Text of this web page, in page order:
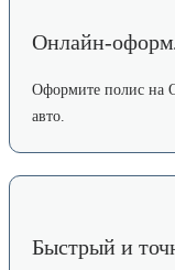
Онлайн-
Оформите полис на
авто.
Быстрый и